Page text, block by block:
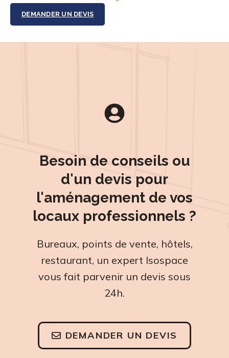
DEMANDER UN DEVIS
Besoin de conseils ou
d'un devis pour
l'aménagement de vos
locaux professionnels ?
Bureaux, points de vente, hôtels,
restaurant, un expert Isospace
vous fait parvenir un devis sous
24h.
DEMANDER UN DEVIS